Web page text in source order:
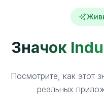
Значок
Посмотрите, как этот
реальных